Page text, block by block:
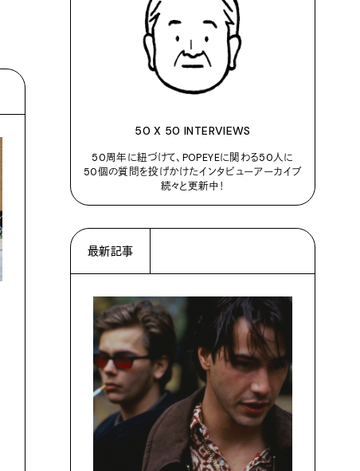
50 X 50 INTERVIEWS
50周年に紐づけて、POPEYEに関わる50人に
50個の質問を投げかけたインタビューアーカイブ
続々と更新中！
最新記事